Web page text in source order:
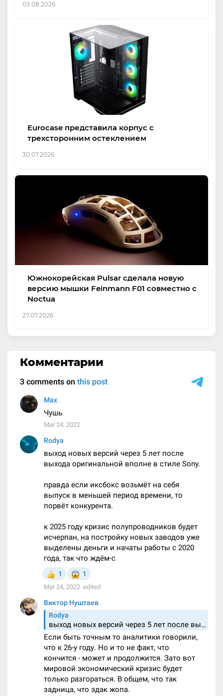
03.08.2026
Eurocase представила корпус с
трехсторонним остеклением
30.07.2026
Южнокорейская Pulsar сделала новую
версию мышки Feinmann F01 совместно с
Noctua
27.07.2026
Комментарии